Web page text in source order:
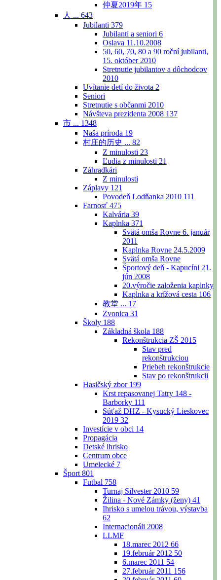
仲夏2019年 15
人 ... 643
Jubilanti 379
Jubilanti a seniori 6
Oslava 11.10.2008
50, 60, 70, 80 a 90 roční jubilanti,
15. október 2010
Stretnutie jubilantov a dôchodcov
2010
Uvítanie detí do života 2
Seniori
Stretnutie s občanmi 2010
Návšteva prezidenta 2008 137
市 ... 1348
Naša príroda 19
村庄的历史 ... 82
Z minulosti 23
Ľudia z minulosti 21
Záhradkári
Z minulosti
Záplavy 121
Povodeň Lodňanka 2010 111
Farnosť 475
Kalvária 39
Kaplnka 371
Svätá omša Rovne 6. január
2011
Kaplnka Rovne 24.5.2009
Svätá omša Rovne
Športový deň - Kapucíni 21.
jún 2008
20.výročie založenia kaplnky
Kaplnka a krížová cesta 106
教堂 ... 17
Zvonica 31
Školy 188
Základná škola 188
Rekonštrukcia ZŠ 2015
Stav pred
rekonštrukciou
Priebeh rekonštrukcie
Stav po rekonštrukcii
Hasičský zbor 199
Krst repasovanej Tatry 148 -
Barborky 111
Súťaž DHZ - Kysucký Lieskovec
2019 32
Investície v obci 14
Propagácia
Detské ihrisko
Centrum obce
Umelecké 7
Šport 801
Futbal 758
Turnaj Silvester 2010 59
Žilina - Nové Zámky (ženy) 41
Ihrisko s umelou trávou, výstavba
62
Internacionáli 2008
LLMF
18.marec 2012 66
19.február 2012 50
6.marec 2011 54
27.február 2011 156